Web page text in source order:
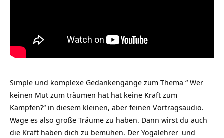
Simple und komplexe Gedankengänge zum Thema “ Wer
keinen Mut zum träumen hat hat keine Kraft zum
Kämpfen?“ in diesem kleinen, aber feinen Vortragsaudio.
Wage es also große Träume zu haben. Dann wirst du auch
die Kraft haben dich zu bemühen. Der Yogalehrer und